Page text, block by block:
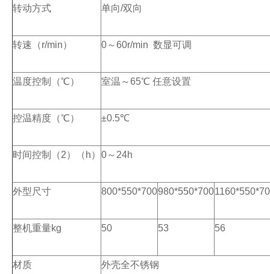
转动方式 单向/双向
转速（r/min） 0～60r/min 数显可调
温度控制（℃） 室温～65℃ 任意设置
控温精度（℃） ±0.5℃
时间控制（2）（h） 0～24h
外型尺寸 800*550*700980*550*700
整机重量kg 50 53 56
材质 外壳全不锈钢